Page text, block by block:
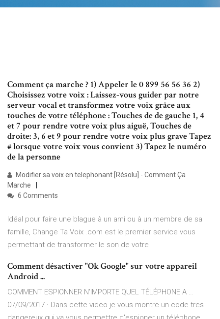
Comment ça marche ? 1) Appeler le 0 899 56 56 36 2)
Choisissez votre voix : Laissez-vous guider par notre
serveur vocal et transformez votre voix grâce aux
touches de votre téléphone : Touches de de gauche 1, 4
et 7 pour rendre votre voix plus aiguë, Touches de
droite: 3, 6 et 9 pour rendre votre voix plus grave Tapez
# lorsque votre voix vous convient 3) Tapez le numéro
de la personne
Modifier sa voix en telephonant [Résolu] - Comment Ça
Marche
6 Comments
Idéal pour faire une blague à un ami ou à un membre de sa
famille, Change Ta Voix .com est le premier service vous
permettant de transformer le son de votre
Comment désactiver "Ok Google" sur votre appareil
Android ...
COMMENT ESPIONNER N'IMPORTE QUEL TÉLÉPHONE A …
07/09/2017 · Dans cette video je vous montre un code tres